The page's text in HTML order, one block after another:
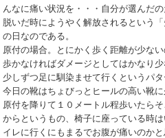
んなに痛い状況を・・・自分が選んだ
脱いだ時にようやく解放されるという
の日なのである。
原付の場合。とにかく歩く距離が少な
歩かなければダメージとしてはかなり
少しずつ足に馴染ませて行くというパ
今日の靴はちょびっとヒールの高い靴
原付を降りて１０メートル程歩いたら
からというもの、椅子に座っている時
イレに行くにもまるでお腹が痛いのか